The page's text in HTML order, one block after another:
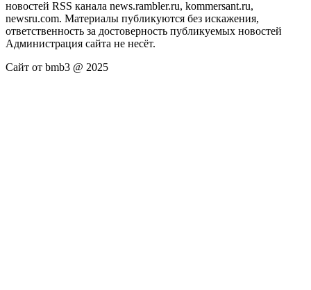
новостей RSS канала news.rambler.ru, kommersant.ru,
newsru.com. Материалы публикуются без искажения,
ответственность за достоверность публикуемых новостей
Администрация сайта не несёт.
Сайт от bmb3 @ 2025